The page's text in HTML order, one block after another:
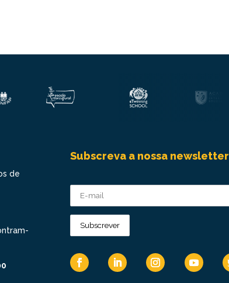
de
Subscreva a nossa newsletter